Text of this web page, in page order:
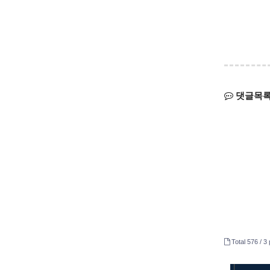
댓글목
Total 576 / 3